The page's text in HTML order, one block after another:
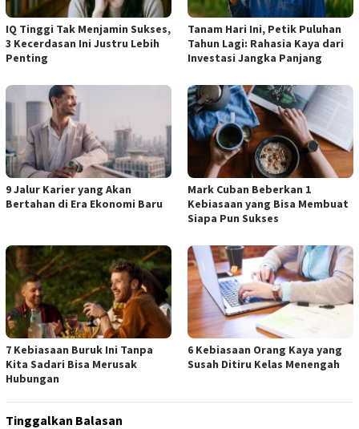
IQ Tinggi Tak Menjamin Sukses,
3 Kecerdasan Ini Justru Lebih
Penting
Tanam Hari Ini, Petik Puluhan
Tahun Lagi: Rahasia Kaya dari
Investasi Jangka Panjang
9 Jalur Karier yang Akan
Bertahan di Era Ekonomi Baru
Mark Cuban Beberkan 1
Kebiasaan yang Bisa Membuat
Siapa Pun Sukses
7 Kebiasaan Buruk Ini Tanpa
Kita Sadari Bisa Merusak
Hubungan
6 Kebiasaan Orang Kaya yang
Susah Ditiru Kelas Menengah
Tinggalkan Balasan